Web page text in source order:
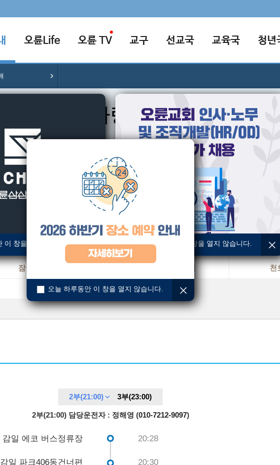
오륜Life 오륜 TV 교구 선교국 교육국 청년
예배차량안내
수요예배 금요기도회 새벽예배
길동ㆍ둔촌 문정ㆍ오금 문정훼
석촌역ㆍ한양아파트 아르테온, 자이A(상일동) 올
잠실역ㆍ잠실새내역 천
하남
2부(21:00) 3부(23:00)
2부(21:00) 담당운전자: 정해영 (010-7212-9097)
감일 에코 버스정류장 20:28
감일 파크406동건너편 20:30
이 창을 열지 않습니다. 오늘 하루동안 이 창을 열지 않습니다.
오늘 하루동안 이 창을 열지 않습니다.